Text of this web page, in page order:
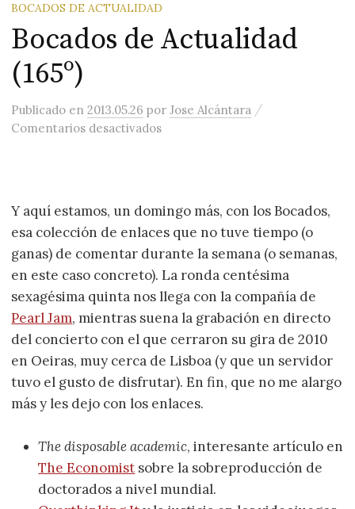
BOCADOS DE ACTUALIDAD
Bocados de Actualidad
(165º)
Publicado en2013.05.26 porJose Alcántara /
Comentarios desactivadosen Bocados de Actualidad (165º)
Y aquí estamos, un domingo más, con los Bocados,
esa colección de enlaces que no tuve tiempo (o
ganas) de comentar durante la semana (o semanas,
en este caso concreto). La ronda centésima
sexagésima quinta nos llega con la compañía de
Pearl Jam, mientras suena la grabación en directo
del concierto con el que cerraron su gira de 2010
en Oeiras, muy cerca de Lisboa (y que un servidor
tuvo el gusto de disfrutar). En fin, que no me alargo
más y les dejo con los enlaces.
The disposable academic, interesante artículo en
The Economist sobre la sobreproducción de
doctorados a nivel mundial.